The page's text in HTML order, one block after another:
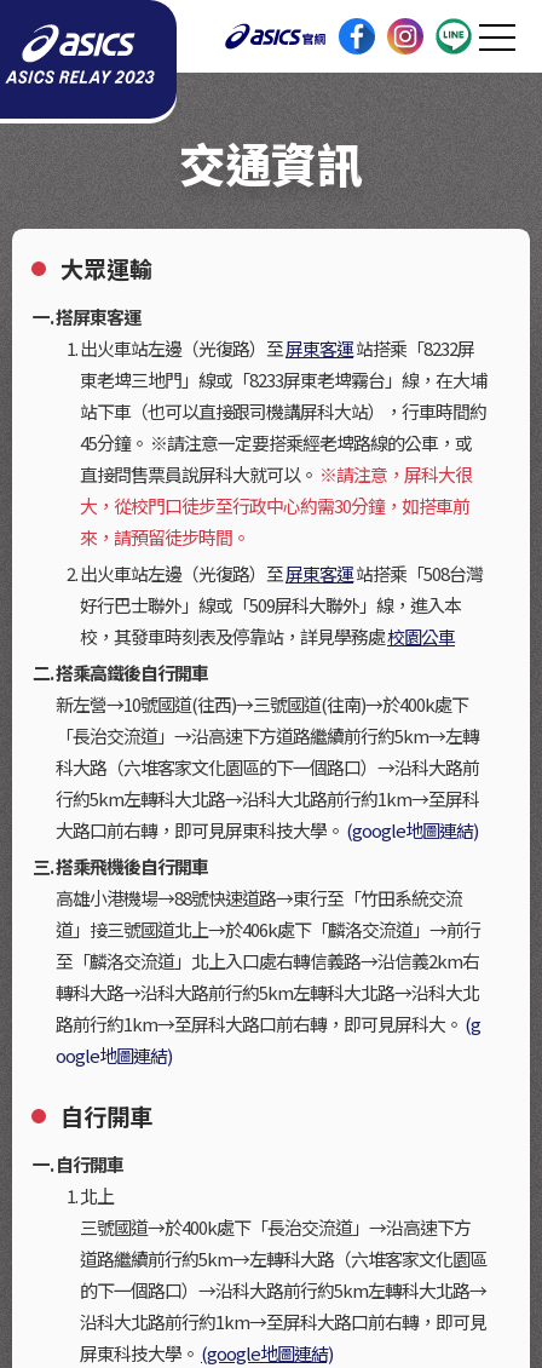
贊助廠商
歷年回顧
交通資訊
大眾運輸
搭屏東客運
出火車站左邊（光復路）至屏東客運站搭乘「8232屏
東老埤三地門」線或「8233屏東老埤霧台」線，在大埔
站下車（也可以直接跟司機講屏科大站），行車時間約
45分鐘。 ※請注意一定要搭乘經老埤路線的公車，或
直接問售票員說屏科大就可以。 ※請注意，屏科大很
大，從校門口徒步至行政中心約需30分鐘，如搭車前
來，請預留徒步時間。
出火車站左邊（光復路）至屏東客運站搭乘「508台灣
好行巴士聯外」線或「509屏科大聯外」線，進入本
校，其發車時刻表及停靠站，詳見學務處校園公車
搭乘高鐵後自行開車
新左營→10號國道(往西)→三號國道(往南)→於400k處下
「長治交流道」→沿高速下方道路繼續前行約5km→左轉
科大路（六堆客家文化園區的下一個路口）→沿科大路前
行約5km左轉科大北路→沿科大北路前行約1km→至屏科
大路口前右轉，即可見屏東科技大學。 (google地圖連結)
搭乘飛機後自行開車
高雄小港機場→88號快速道路→東行至「竹田系統交流
道」接三號國道北上→於406k處下「麟洛交流道」→前行
至「麟洛交流道」北上入口處右轉信義路→沿信義2km右
轉科大路→沿科大路前行約5km左轉科大北路→沿科大北
路前行約1km→至屏科大路口前右轉，即可見屏科大。 (g
oogle地圖連結)
自行開車
自行開車
北上
三號國道→於400k處下「長治交流道」→沿高速下方
道路繼續前行約5km→左轉科大路（六堆客家文化園區
的下一個路口）→沿科大路前行約5km左轉科大北路→
沿科大北路前行約1km→至屏科大路口前右轉，即可見
屏東科技大學。 (google地圖連結)